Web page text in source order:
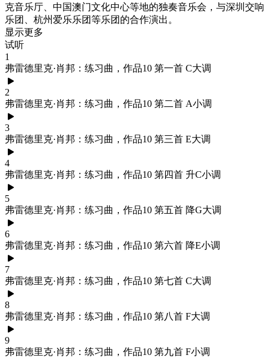
克音乐厅、中国澳门文化中心等地的独奏音乐会，与深圳交响
乐团、杭州爱乐乐团等乐团的合作演出。
显示更多
试听
1
弗雷德里克·肖邦：练习曲，作品10 第一首 C大调
2
弗雷德里克·肖邦：练习曲，作品10 第二首 A小调
3
弗雷德里克·肖邦：练习曲，作品10 第三首 E大调
4
弗雷德里克·肖邦：练习曲，作品10 第四首 升C小调
5
弗雷德里克·肖邦：练习曲，作品10 第五首 降G大调
6
弗雷德里克·肖邦：练习曲，作品10 第六首 降E小调
7
弗雷德里克·肖邦：练习曲，作品10 第七首 C大调
8
弗雷德里克·肖邦：练习曲，作品10 第八首 F大调
9
弗雷德里克·肖邦：练习曲，作品10 第九首 F小调